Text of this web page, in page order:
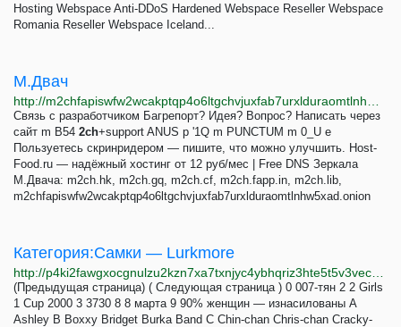
Hosting Webspace Anti-DDoS Hardened Webspace Reseller Webspace
Romania Reseller Webspace Iceland...
М.Двач
Связь с разработчиком Багрепорт? Идея? Вопрос? Написать через
сайт m B54 2ch+support ANUS p '1Q m PUNCTUM m 0_U e
Пользуетесь скринридером — пишите, что можно улучшить. Host-
Food.ru — надёжный хостинг от 12 руб/мес | Free DNS Зеркала
М.Двача: m2ch.hk, m2ch.gq, m2ch.cf, m2ch.fapp.in, m2ch.lib,
m2chfapiswfw2wcakptqp4o6ltgchvjuxfab7urxlduraomtlnhw5xad.onion
Категория:Самки — Lurkmore
(Предыдущая страница) ( Следующая страница ) 0 007-тян 2 2 Girls
1 Cup 2000 3 3730 8 8 марта 9 90% женщин — изнасилованы A
Ashley B Boxxy Bridget Burka Band C Chin-chan Chris-chan Cracky-